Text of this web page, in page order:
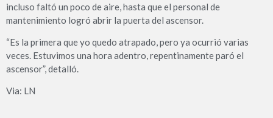
incluso faltó un poco de aire, hasta que el personal de
mantenimiento logró abrir la puerta del ascensor.
“Es la primera que yo quedo atrapado, pero ya ocurrió varias
veces. Estuvimos una hora adentro, repentinamente paró el
ascensor”, detalló.
Via: LN